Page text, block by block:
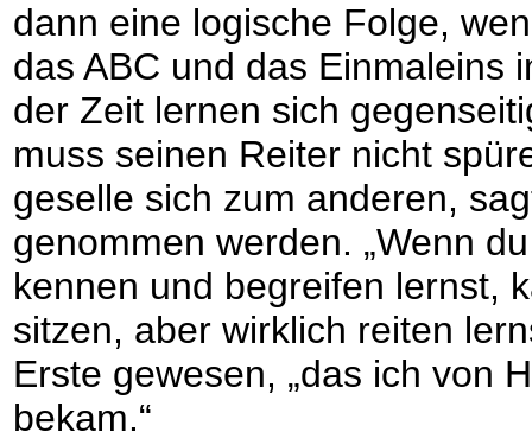
dann eine logische Folge,
das ABC und das Einmaleins
der Zeit lernen sich
muss seinen Reiter nicht
geselle sich zum anderen,
genommen werden. „Wenn
kennen und begreifen lernst,
sitzen, aber wirklich reiten
Erste gewesen, „das ich von
bekam.“